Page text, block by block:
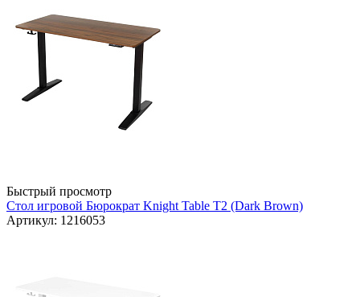
Быстрый просмотр
Стол игровой Бюрократ Knight Table T2 (Dark Brown)
Артикул: 1216053